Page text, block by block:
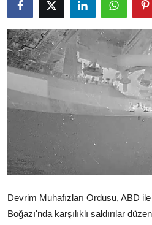
Spor Haberleri
Teknoloji Haberleri
Dünya Haberleri
Çerkezköy
Devrim Muhafızları Ordusu, ABD
Boğazı'nda karşılıklı saldırılar